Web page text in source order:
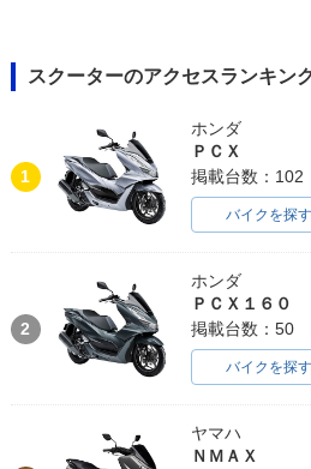
スクーターのアクセスランキン
1
ホンダ
ＰＣＸ
掲載台数：102
バイクを探す
2
ホンダ
ＰＣＸ１６０
掲載台数：50
バイクを探す
ヤマハ
ＮＭＡＸ